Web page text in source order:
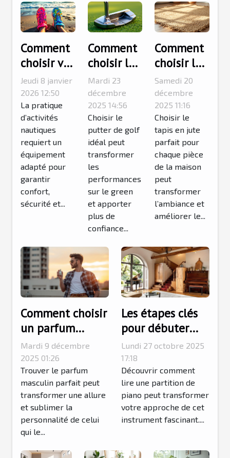
Comment
choisir vos
chaussons
pour
activités
nautiques
?
Jeudi 8 janvier
2026 12:50
La pratique
d’activités
nautiques
requiert un
équipement
adapté pour
garantir
confort,
sécurité et...
Comment
choisir le
putter de
golf idéal
pour votre
style de
jeu ?
Mardi 23
décembre
2025 14:56
Choisir le
putter de golf
idéal peut
transformer
les
performances
sur le green
et apporter
plus de
confiance...
Comment
choisir le
tapis en
jute idéal
pour
chaque
pièce de
la maison
?
Samedi 20
décembre
2025 11:16
Choisir le
tapis en jute
parfait pour
chaque pièce
de la maison
peut
transformer
l’ambiance et
améliorer le...
Comment choisir
un parfum
masculin qui
complète votre
style ?
Mardi 9 décembre
2025 01:26
Trouver le parfum
masculin parfait peut
transformer une allure
et sublimer la
personnalité de celui
qui le...
Les étapes clés
pour débuter
l'apprentissage
des partitions de
piano
Lundi 27 octobre 2025
17:18
Découvrir comment
lire une partition de
piano peut transformer
votre approche de cet
instrument fascinant....